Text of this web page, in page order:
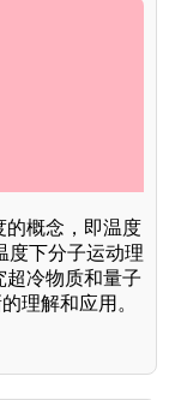
的概念，即温度
度下分子运动理
冷物质和量子
理解和应用。